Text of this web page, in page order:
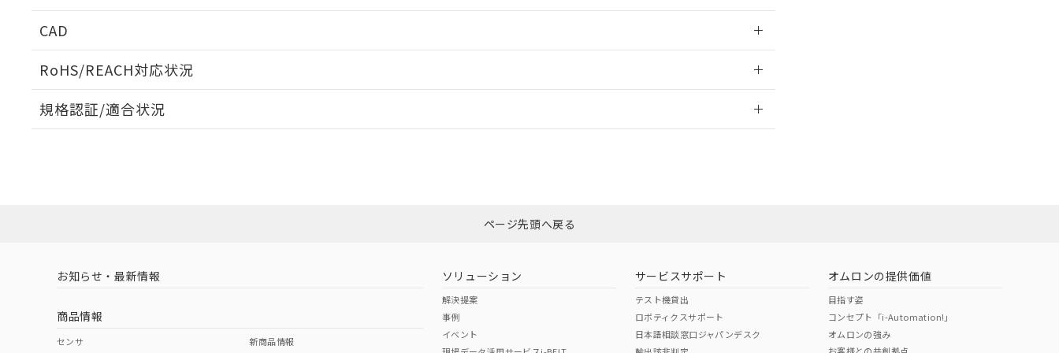
l: 4mm以上、φd: 30mm以上、D: 4mm以上、m: 12mm以上、n: 20mm以上
検出領域
CAD
RoHS/REACH対応状況
EU RoHS 注意事項・凡例
ダウンロードはこちら
中国 RoHS 注意事項・凡例
中国 RoHS表
規格認証/適合状況
（イギリス
（ノルウェー
（日本
（アメリカ
ページ先頭へ戻る
お知らせ・最新情報
商品情報
センサ
新商品情報
ソリューション
解決提案
事例
イベント
サービスサポート
テスト機貸出
ロボティクスサポート
日本語相談窓口ジャパンデスク
オムロンの提供価値
目指す姿
コンセプト「i-Automation!」
オムロンの強み